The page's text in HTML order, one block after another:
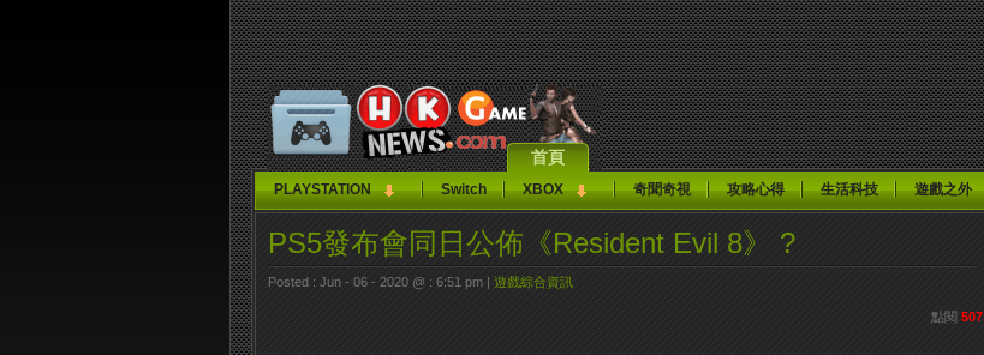
首頁
PLAYSTATION Switch XBOX 奇聞奇視 攻略心得 生活科技 遊戲之外
PS5發布會同日公佈《Resident Evil 8》 ?
Posted : Jun - 06 - 2020 @ : 6:51 pm | 遊戲綜合資訊
點閱 507